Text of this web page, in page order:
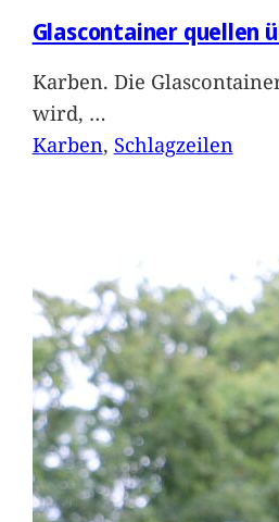
Glascontainer quellen
Karben. Die
wird, …
Karben, Schlagzeilen